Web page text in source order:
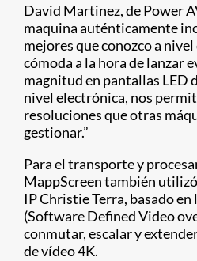
David Martinez, de Power
maquina auténticamente
mejores que conozco a
cómoda a la hora de lanzar
magnitud en pantallas LED
nivel electrónica, nos
resoluciones que otras
gestionar.”
Para el transporte y
MappScreen también
IP Christie Terra, basado
(Software Defined Video
conmutar, escalar y
de vídeo 4K.